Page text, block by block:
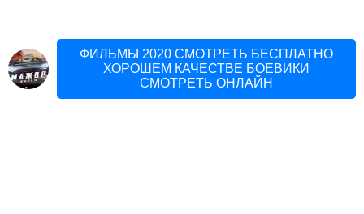
ФИЛЬМЫ 2020 СМОТРЕТЬ БЕСПЛАТНО
ХОРОШЕМ КАЧЕСТВЕ БОЕВИКИ
СМОТРЕТЬ ОНЛАЙН